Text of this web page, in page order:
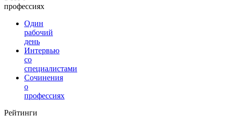
профессиях
Один
рабочий
день
Интервью
со
специалистами
Сочинения
о
профессиях
Рейтинги